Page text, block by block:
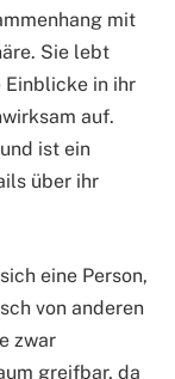
mit
Sie lebt
in ihr
auf.
ist ein
über ihr
eine Person,
von anderen
zwar
greifbar, da